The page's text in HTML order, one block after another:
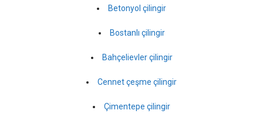
Betonyol çilingir
Bostanlı çilingir
Bahçelievler çilingir
Cennet çeşme çilingir
Çimentepe çilingir